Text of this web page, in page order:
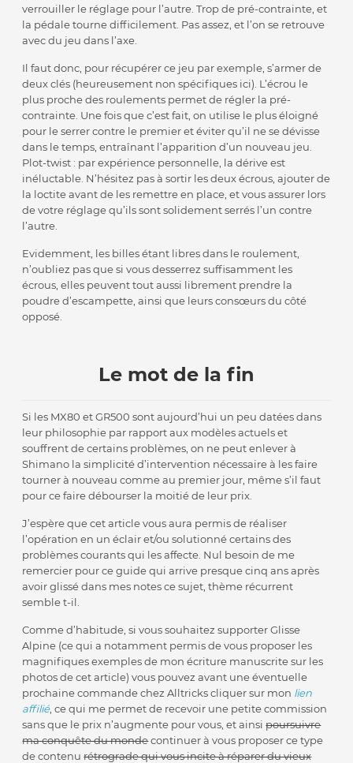
verrouiller le réglage pour l’autre. Trop de pré-contrainte, et
la pédale tourne difficilement. Pas assez, et l’on se retrouve
avec du jeu dans l’axe.
Il faut donc, pour récupérer ce jeu par exemple, s’armer de
deux clés (heureusement non spécifiques ici). L’écrou le
plus proche des roulements permet de régler la pré-
contrainte. Une fois que c’est fait, on utilise le plus éloigné
pour le serrer contre le premier et éviter qu’il ne se dévisse
dans le temps, entraînant l’apparition d’un nouveau jeu.
Plot-twist : par expérience personnelle, la dérive est
inéluctable. N’hésitez pas à sortir les deux écrous, ajouter de
la loctite avant de les remettre en place, et vous assurer lors
de votre réglage qu’ils sont solidement serrés l’un contre
l’autre.
Evidemment, les billes étant libres dans le roulement,
n’oubliez pas que si vous desserrez suffisamment les
écrous, elles peuvent tout aussi librement prendre la
poudre d’escampette, ainsi que leurs consœurs du côté
opposé.
Le mot de la fin
Si les MX80 et GR500 sont aujourd’hui un peu datées dans
leur philosophie par rapport aux modèles actuels et
souffrent de certains problèmes, on ne peut enlever à
Shimano la simplicité d’intervention nécessaire à les faire
tourner à nouveau comme au premier jour, même s’il faut
pour ce faire débourser la moitié de leur prix.
J’espère que cet article vous aura permis de réaliser
l’opération en un éclair et/ou solutionné certains des
problèmes courants qui les affecte. Nul besoin de me
remercier pour ce guide qui arrive presque cinq ans après
avoir glissé dans mes notes ce sujet, thème récurrent
semble t-il.
Comme d’habitude, si vous souhaitez supporter Glisse
Alpine (ce qui a notamment permis de vous proposer les
magnifiques exemples de mon écriture manuscrite sur les
photos de cet article) vous pouvez avant une éventuelle
prochaine commande chez Alltricks cliquer sur mon lien
affilié, ce qui me permet de recevoir une petite commission
sans que le prix n’augmente pour vous, et ainsipoursuivre
ma conquête du mondecontinuer à vous proposer ce type
de contenurétrograde qui vous incite à réparer du vieux